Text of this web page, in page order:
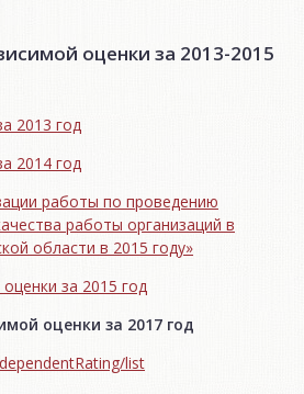
оценки за 2013-2015
2013 год
2014 год
работы по проведению
работы организаций в
области в 2015 году»
за 2015 год
оценки за 2017 год
list